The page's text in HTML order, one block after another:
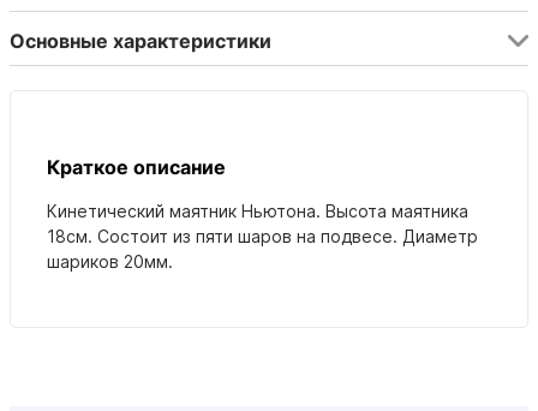
Основные характеристики
Краткое описание
Кинетический маятник Ньютона. Высота маятника
18см. Состоит из пяти шаров на подвесе. Диаметр
шариков 20мм.